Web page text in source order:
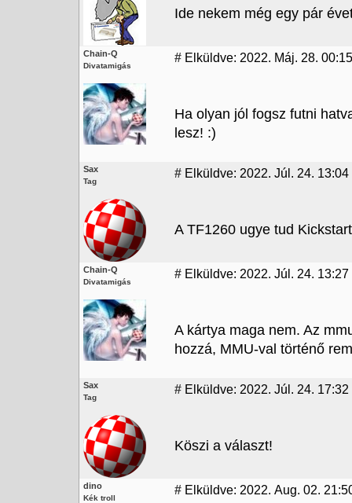
Ide nekem még egy pár
Chain-Q
Divatamigás
# Elküldve: 2022. Máj. 28. 00:15
Ha olyan jól fogsz futni
lesz! :)
Sax
Tag
# Elküldve: 2022. Júl. 24. 13:04
A TF1260 ugye tud
Chain-Q
Divatamigás
# Elküldve: 2022. Júl. 24. 13:27
A kártya maga nem. Az
hozzá, MMU-val történő
Sax
Tag
# Elküldve: 2022. Júl. 24. 17:32
Köszi a választ!
dino
Kék troll
# Elküldve: 2022. Aug. 02.